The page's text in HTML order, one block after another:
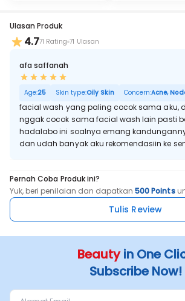
Ulasan Produk
4.771 Rating 71 Ulasan
afa saffanah
Age:25 Skin type:Oily Skin Concern:Acne,
facial wash yang paling cocok sama aku,
nggak cocok sama facial wash lain pasti
hadalabo ini soalnya emang
dan udah banyak aku rekomendasiin ke
Pernah Coba Produk ini?
Yuk, beri penilaian dan dapatkan500 Points
Tulis Review
Beautyin One
Subscribe Now!